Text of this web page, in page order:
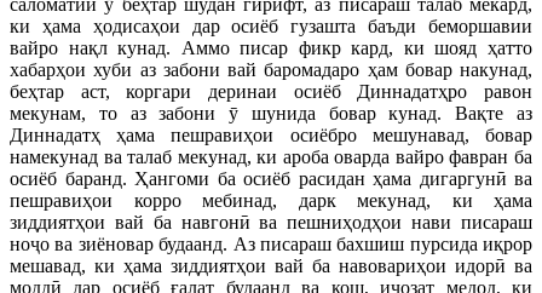
ки ҳама ҳодисаҳои дар осиёб гузашта баъди беморшавии
вайро нақл кунад. Аммо писар фикр кард, ки шояд ҳатто
хабарҳои хуби аз забони вай баромадаро ҳам бовар накунад,
беҳтар аст, коргари деринаи осиёб Диннадатҳро равон
мекунам, то аз забони ӯ шунида бовар кунад. Вақте аз
Диннадатҳ ҳама пешравиҳои осиёбро мешунавад, бовар
намекунад ва талаб мекунад, ки ароба оварда вайро фавран ба
осиёб баранд. Ҳангоми ба осиёб расидан ҳама дигаргунӣ ва
пешравиҳои корро мебинад, дарк мекунад, ки ҳама
зиддиятҳои вай ба навгонӣ ва пешниҳодҳои нави писараш
ноҷо ва зиёновар будаанд. Аз писараш бахшиш пурсида иқрор
мешавад, ки ҳама зиддиятҳои вай ба навовариҳои идорӣ ва
моддӣ дар осиёб ғалат будаанд ва кош, иҷозат медод, ки